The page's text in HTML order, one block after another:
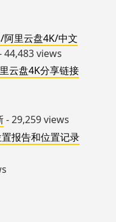
阿里云盘4K/中文
44,483 views
云盘4K分享链接
- 29,259 views
报告和位置记录